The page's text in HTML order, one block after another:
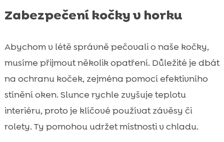
Zabezpečení kočky v horku
Abychom v létě správně pečovali o naše kočky,
musíme přijmout několik opatření. Důležité je dbát
na ochranu koček, zejména pomocí efektivního
stínění oken. Slunce rychle zvyšuje teplotu
interiéru, proto je klíčové používat závěsy či
rolety. Ty pomohou udržet místnosti v chladu.